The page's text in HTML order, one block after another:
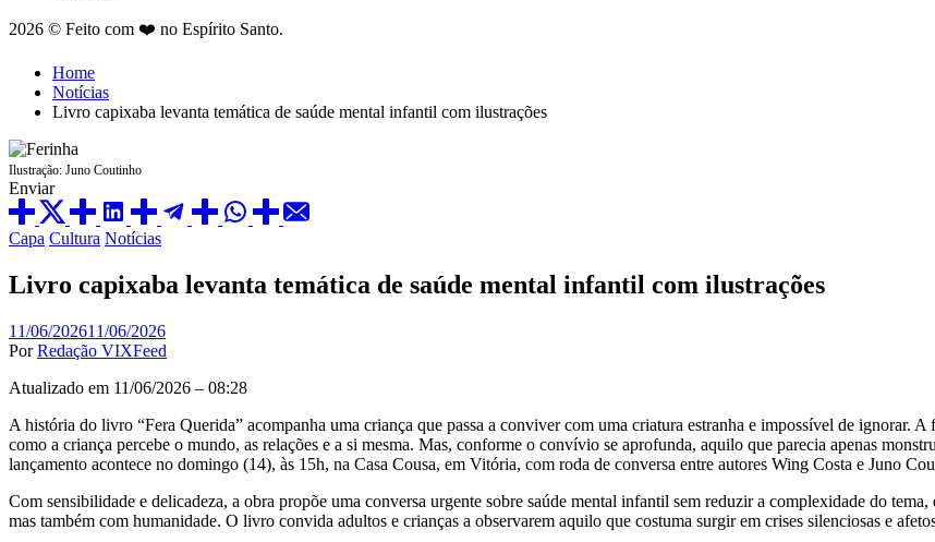
2026 © Feito com ❤️ no Espírito Santo.
Home
Notícias
Livro capixaba levanta temática de saúde mental infantil com ilustrações
Ilustração: Juno Coutinho
Enviar
Posted
Capa Cultura Notícias
Livro capixaba levanta temática de saúde mental infantil com ilustrações
11/06/202611/06/2026
Por Redação VIXFeed
Atualizado em 11/06/2026 – 08:28
A história do livro “Fera Querida” acompanha uma criança que passa a conviver com uma criatura estranha e impossível de ignorar.
como a criança percebe o mundo, as relações e a si mesma. Mas, conforme o convívio se aprofunda, aquilo que parecia apenas
lançamento acontece no domingo (14), às 15h, na Casa Cousa, em Vitória, com roda de conversa entre autores Wing Costa e Juno
Com sensibilidade e delicadeza, a obra propõe uma conversa urgente sobre saúde mental infantil sem reduzir a complexidade do
mas também com humanidade. O livro convida adultos e crianças a observarem aquilo que costuma surgir em crises silenciosas e